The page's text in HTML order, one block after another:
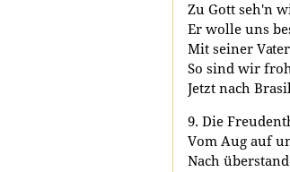
Zu Gott seh'n
Er wolle uns
Mit seiner
So sind wir
Jetzt nach
9. Die
Vom Aug auf
Nach